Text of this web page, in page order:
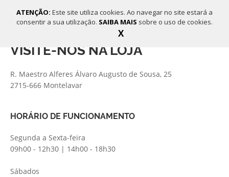
ATENÇÃO: Este site utiliza cookies. Ao navegar no site estará a
consentir a sua utilização. SAIBA MAIS sobre o uso de cookies.
X
VISITE-NOS NA LOJA
R. Maestro Alferes Álvaro Augusto de Sousa, 25
2715-666 Montelavar
HORÁRIO DE FUNCIONAMENTO
Segunda a Sexta-feira
09h00 - 12h30 | 14h00 - 18h30
Sábados